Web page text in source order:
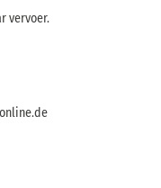
vervoer.